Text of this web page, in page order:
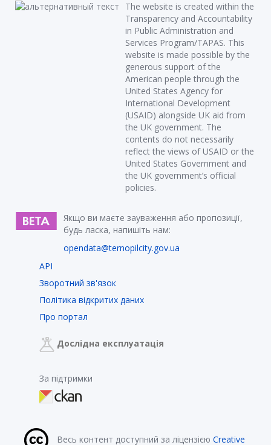
The website is created within the
Transparency and Accountability
in Public Administration and
Services Program/TAPAS. This
website is made possible by the
generous support of the
American people through the
United States Agency for
International Development
(USAID) alongside UK aid from
the UK government. The
contents do not necessarily
reflect the views of USAID or the
United States Government and
the UK government’s official
policies.
Якщо ви маєте зауваження або пропозиції,
будь ласка, напишіть нам:
opendata@ternopilcity.gov.ua
API
Зворотний зв'язок
Політика відкритих даних
Про портал
Дослідна експлуатація
За підтримки
Весь контент доступний за ліцензією Creative